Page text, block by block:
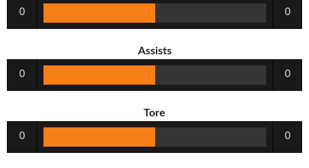
0 0
Assists
0 0
Tore
0 0